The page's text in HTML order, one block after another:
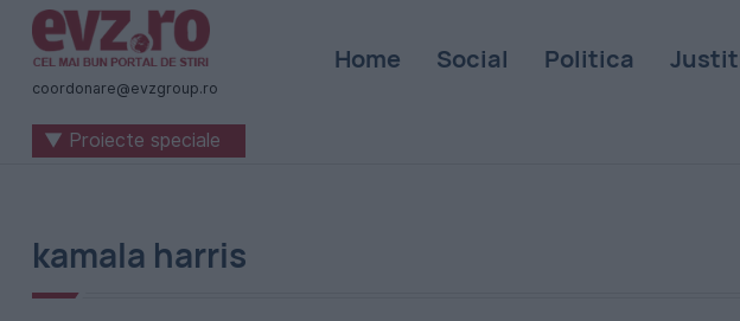
Știri
naționale
internaționale
România
-
coordonare@evzgroup.ro
Home Social Politica
▼ Proiecte speciale
kamala harris